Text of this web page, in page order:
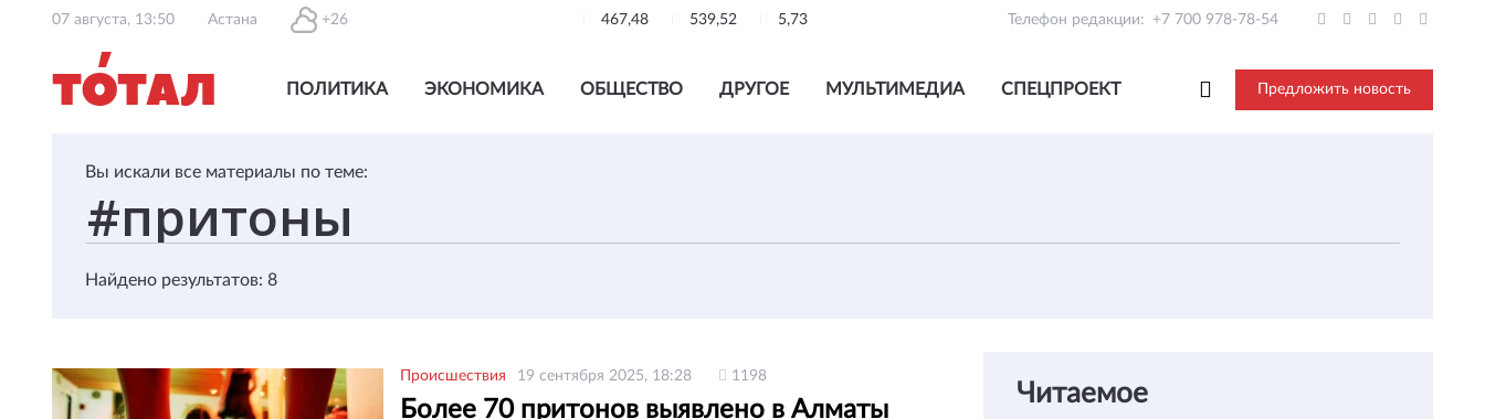
07 августа, 13:50 Астана +26 467,48 539,52 5,73 Телефон редакции: +7 700 978-78-54
ПОЛИТИКА ЭКОНОМИКА ОБЩЕСТВО ДРУГОЕ МУЛЬТИМЕДИА СПЕЦПРОЕКТ Предложить новость
Вы искали все материалы по теме:
Найдено результатов: 8
Происшествия 19 сентября 2025, 18:28 1198
Более 70 притонов выявлено в Алматы
Читаемое